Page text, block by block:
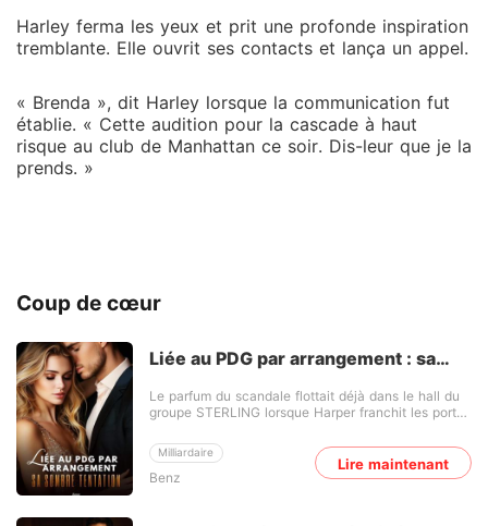
Harley ferma les yeux et prit une profonde inspiration
tremblante. Elle ouvrit ses contacts et lança un appel.
« Brenda », dit Harley lorsque la communication fut
établie. « Cette audition pour la cascade à haut
risque au club de Manhattan ce soir. Dis-leur que je la
prends. »
Coup de cœur
Liée au PDG par arrangement : sa
Milliardaire
Benz
Le parfum du scandale flottait déjà dans le hall du
groupe STERLING lorsque Harper franchit les portes
regards brûlants de toute l'entreprise. Quelques
secondes plus tard, Victor Sterling - héritier froid,
marié, inaccessible - s'avança vers elle et
Lire maintenant